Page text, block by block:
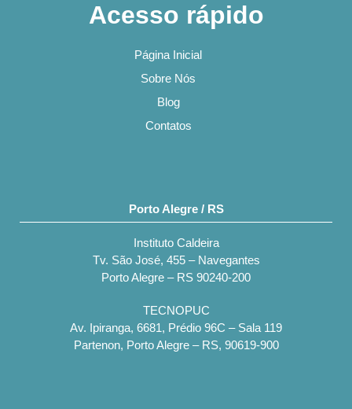
Acesso rápido
Página Inicial
Sobre Nós
Blog
Contatos
Porto Alegre / RS
Instituto Caldeira
Tv. São José, 455 – Navegantes
Porto Alegre – RS 90240-200
TECNOPUC
Av. Ipiranga, 6681, Prédio 96C – Sala 119
Partenon, Porto Alegre – RS, 90619-900